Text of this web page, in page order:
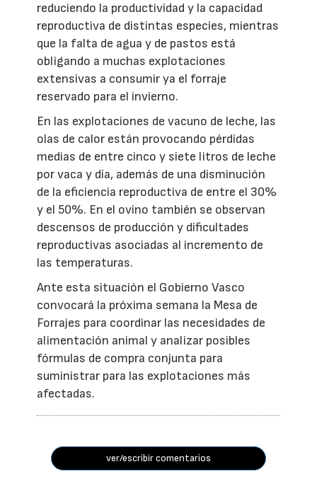
reduciendo la productividad y la capacidad
reproductiva de distintas especies, mientras
que la falta de agua y de pastos está
obligando a muchas explotaciones
extensivas a consumir ya el forraje
reservado para el invierno.
En las explotaciones de vacuno de leche, las
olas de calor están provocando pérdidas
medias de entre cinco y siete litros de leche
por vaca y día, además de una disminución
de la eficiencia reproductiva de entre el 30%
y el 50%. En el ovino también se observan
descensos de producción y dificultades
reproductivas asociadas al incremento de
las temperaturas.
Ante esta situación el Gobierno Vasco
convocará la próxima semana la Mesa de
Forrajes para coordinar las necesidades de
alimentación animal y analizar posibles
fórmulas de compra conjunta para
suministrar para las explotaciones más
afectadas.
ver/escribir comentarios